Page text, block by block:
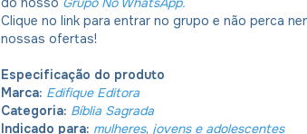
Clique no link para entrar no grupo e não perca
nossas ofertas!
Especificação do produto
Marca: Edifique Editora
Categoria: Bíblia Sagrada
Indicado para: mulheres, jovens e adolescentes